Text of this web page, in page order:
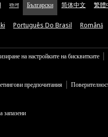
বাংলা Български 简体中文 繁體
Português Do Brasil Română
на настройките на бисквитките
предпочитания